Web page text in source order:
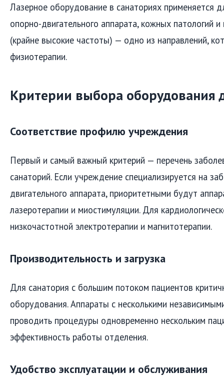
Лазерное оборудование в санаториях применяется
опорно-двигательного аппарата, кожных патологий
(крайне высокие частоты) — одно из направлений,
физиотерапии.
Критерии выбора оборудования
Соответствие профилю учреждения
Первый и самый важный критерий — перечень
санаторий. Если учреждение специализируется на
двигательного аппарата, приоритетными будут
лазеротерапии и миостимуляции. Для
низкочастотной электротерапии и магнитотерапии.
Производительность и загрузка
Для санатория с большим потоком пациентов
оборудования. Аппараты с несколькими
проводить процедуры одновременно нескольким
эффективность работы отделения.
Удобство эксплуатации и обслуживания